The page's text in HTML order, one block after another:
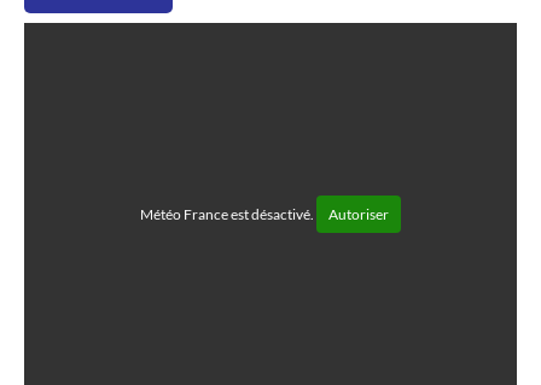
Météo France est désactivé. Autoriser